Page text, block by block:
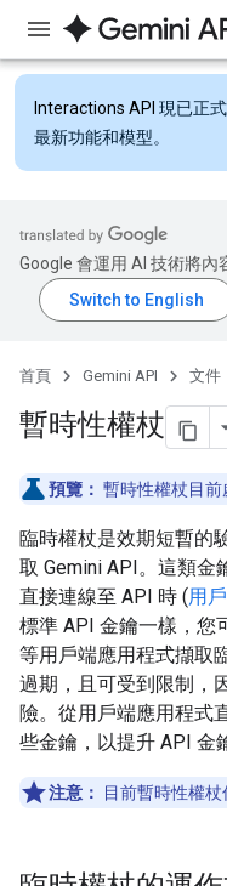
Interactions API 現已正
最新功能和模型。
Google 會運用 AI 技術將內
首頁 Gemini API 文件
暫時性權杖
預覽： 暫時性權杖目前
臨時權杖是效期短暫的
取 Gemini API。這類金
直接連線至 API 時 (用
標準 API 金鑰一樣，您
等用戶端應用程式擷取
過期，且可受到限制，
險。從用戶端應用程式
些金鑰，以提升 API 金
注意： 目前暫時性權杖